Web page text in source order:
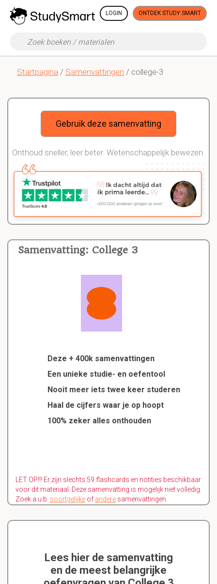
LOGIN ONTDEK STUDY SMART
Startpagina / Samenvattingen / college-3
Samenvatting: College 3
Deze + 400k samenvattingen
Een unieke studie- en oefentool
Nooit meer iets twee keer studeren
Haal de cijfers waar je op hoopt
100% zeker alles onthouden
LET OP!!! Er zijn slechts 59 flashcards en notities beschikbaar
voor dit materiaal. Deze samenvatting is mogelijk niet volledig.
Zoek a.u.b. soortgelijke of andere samenvattingen.
Gebruik deze samenvatting
Onthoud sneller, leer beter. Wetenschappelijk bewezen.
Lees hier de samenvatting
en de meest belangrijke